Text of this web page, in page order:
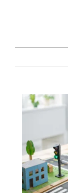
07-